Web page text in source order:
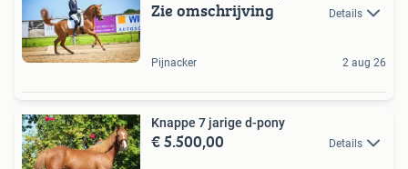
Zie omschrijving Details
Pijnacker 2 aug 26
Knappe 7 jarige d-pony
€ 5.500,00 Details